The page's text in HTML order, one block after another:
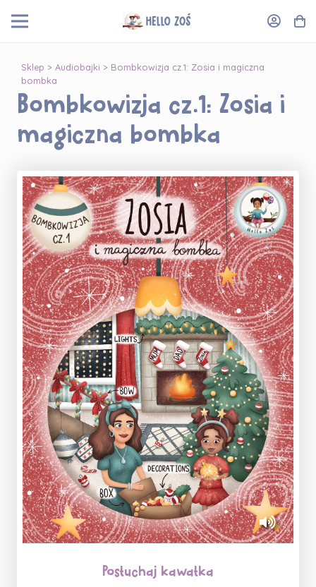
Sklep > Audiobajki > Bombkowizja cz.1: Zosia i magiczna
bombka
Bombkowizja cz.1: Zosia i
magiczna bombka
Posłuchaj kawałka